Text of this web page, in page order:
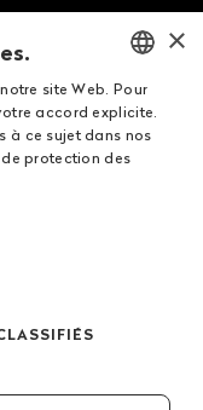
en matière de
ENGLISH
DEUTSCH
×
site Web. Pour
accord explicite.
à ce sujet dans nos
protection des